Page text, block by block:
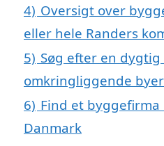
4) Oversigt over
eller hele Randers
5) Søg efter en
omkringliggende
6) Find et
Danmark